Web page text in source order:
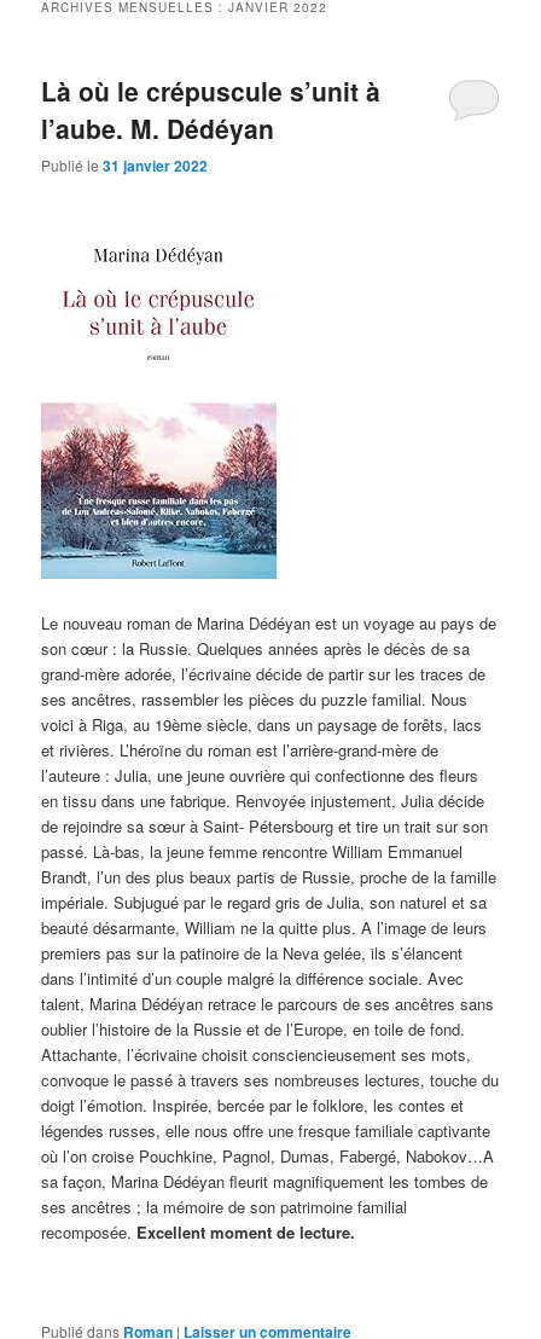
ARCHIVES MENSUELLES :JANVIER 2022
Là où le crépuscule s’unit à
l’aube. M. Dédéyan
Publié le31 janvier 2022
Le nouveau roman de Marina Dédéyan est un voyage au pays de
son cœur : la Russie. Quelques années après le décès de sa
grand-mère adorée, l’écrivaine décide de partir sur les traces de
ses ancêtres, rassembler les pièces du puzzle familial. Nous
voici à Riga, au 19ème siècle, dans un paysage de forêts, lacs
et rivières. L’héroïne du roman est l’arrière-grand-mère de
l’auteure : Julia, une jeune ouvrière qui confectionne des fleurs
en tissu dans une fabrique. Renvoyée injustement, Julia décide
de rejoindre sa sœur à Saint- Pétersbourg et tire un trait sur son
passé. Là-bas, la jeune femme rencontre William Emmanuel
Brandt, l’un des plus beaux partis de Russie, proche de la famille
impériale. Subjugué par le regard gris de Julia, son naturel et sa
beauté désarmante, William ne la quitte plus. A l’image de leurs
premiers pas sur la patinoire de la Neva gelée, ils s’élancent
dans l’intimité d’un couple malgré la différence sociale. Avec
talent, Marina Dédéyan retrace le parcours de ses ancêtres sans
oublier l’histoire de la Russie et de l’Europe, en toile de fond.
Attachante, l’écrivaine choisit consciencieusement ses mots,
convoque le passé à travers ses nombreuses lectures, touche du
doigt l’émotion. Inspirée, bercée par le folklore, les contes et
légendes russes, elle nous offre une fresque familiale captivante
où l’on croise Pouchkine, Pagnol, Dumas, Fabergé, Nabokov…A
sa façon, Marina Dédéyan fleurit magnifiquement les tombes de
ses ancêtres ; la mémoire de son patrimoine familial
recomposée. Excellent moment de lecture.
Publié dans Roman | Laisser un commentaire